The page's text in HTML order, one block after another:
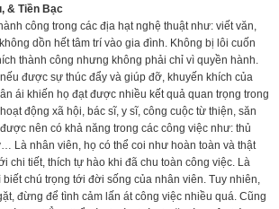
& Tiền Bạc
công trong các địa hạt nghệ thuật như: viết văn,
dồn hết tâm trí vào gia đình. Không bị lôi cuốn
thành công nhưng không phải chỉ vì quyền hành.
được sự thúc đẩy và giúp đỡ, khuyến khích của
ái khiến họ đạt được nhiều kết quả quan trọng trong
động xã hội, bác sĩ, y sĩ, công cuộc từ thiện, săn
nên có khả năng trong các công việc như: thủ
Là nhân viên, họ có thể coi như hoàn toàn và thật
chi tiết, thích tự hào khi đã chu toàn công việc. Là
biết chú trọng tới đời sống của nhân viên. Tuy nhiên,
đừng để tình cảm lấn át công việc nhiều quá. Cũng